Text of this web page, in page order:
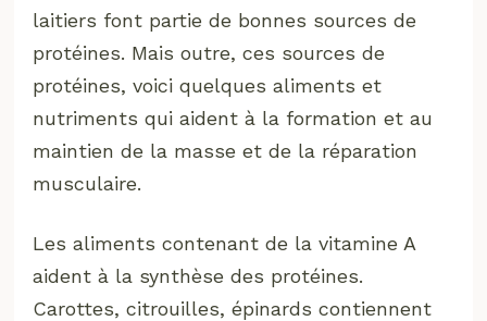
laitiers font partie de bonnes sources de
protéines. Mais outre, ces sources de
protéines, voici quelques aliments et
nutriments qui aident à la formation et au
maintien de la masse et de la réparation
musculaire.
Les aliments contenant de la vitamine A
aident à la synthèse des protéines.
Carottes, citrouilles, épinards contiennent